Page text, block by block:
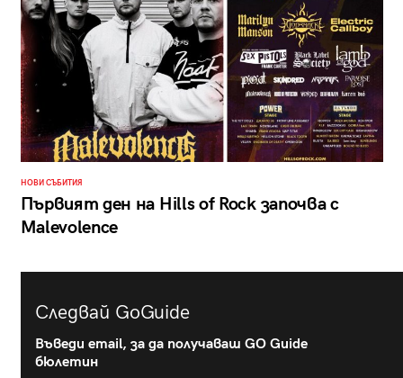
НОВИ СЪБИТИЯ
Първият ден на Hills of Rock започва с
Malevolence
Следвай GoGuide
Въведи email, за да получаваш GO Guide
бюлетин